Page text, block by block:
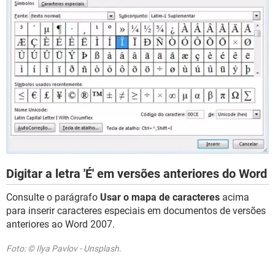
Digitar a letra 'É' em versões anteriores do Word
Consulte o parágrafo Usar o mapa de caracteres acima
para inserir caracteres especiais em documentos de versões
anteriores ao Word 2007.
Foto: © Ilya Pavlov - Unsplash.